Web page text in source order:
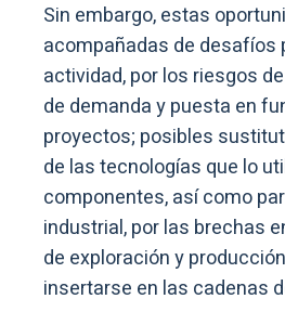
Sin embargo, estas
acompañadas de desafíos
actividad, por los riesgos
de demanda y puesta en
proyectos; posibles
de las tecnologías que lo
componentes, así como
industrial, por las brechas
de exploración y
insertarse en las cadenas